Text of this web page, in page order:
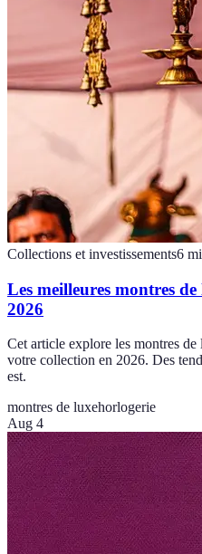
Collections et investissements6
Les meilleures montres
2026
Cet article explore les montres
votre collection en 2026. Des
est.
montres de luxehorlogerie
Aug 4